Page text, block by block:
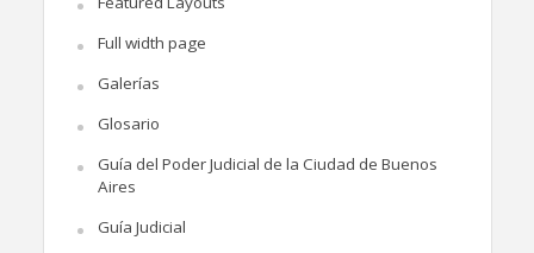
Full width page
Galerías
Glosario
Guía del Poder Judicial de la Ciudad de Buenos
Aires
Guía Judicial